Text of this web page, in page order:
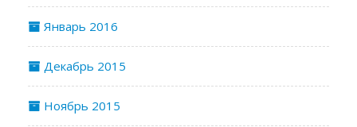
Январь 2016
Декабрь 2015
Ноябрь 2015